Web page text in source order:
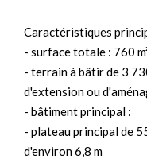
Caractéristiques
- surface totale : 760
- terrain à bâtir de 3
d'extension ou
- bâtiment principal :
- plateau principal de
d'environ 6,8 m